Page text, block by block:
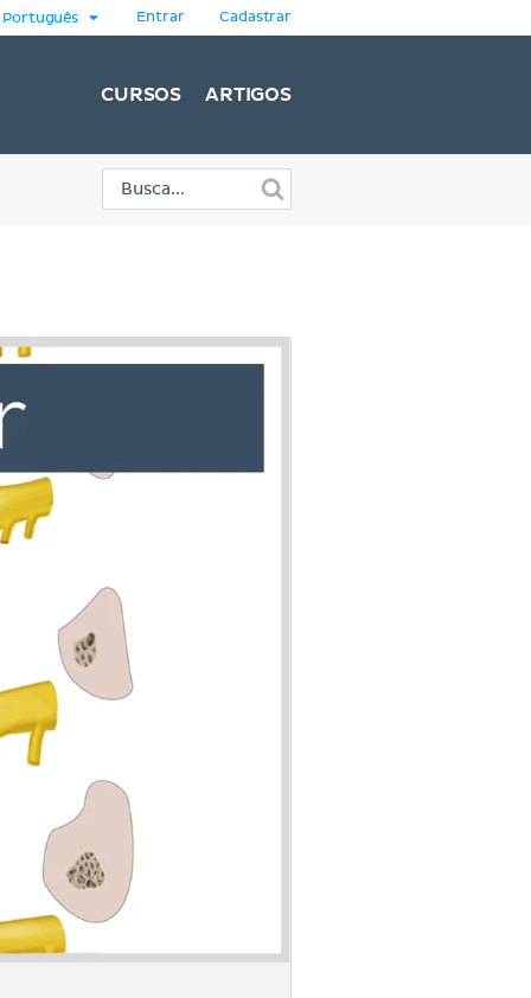
Entrar Cadastrar
CURSOS ARTIGOS